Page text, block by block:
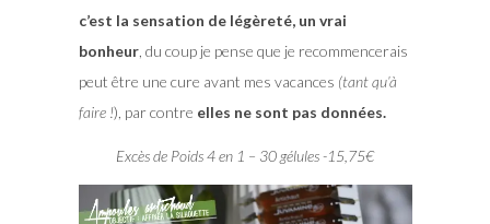
c’est la sensation de légèreté, un vrai
bonheur, du coup je pense que je recommencerais
peut être une cure avant mes vacances (tant qu’à
faire !), par contre elles ne sont pas données.
Excès de Poids 4 en 1 – 30 gélules -15,75€